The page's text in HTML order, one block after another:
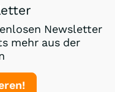
Newsletter
mehr aus der